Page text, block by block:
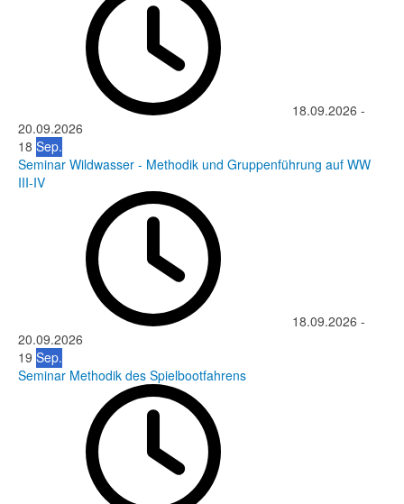
18.09.2026 -
20.09.2026
18 Sep.
Seminar Wildwasser - Methodik und Gruppenführung auf WW
III-IV
18.09.2026 -
20.09.2026
19 Sep.
Seminar Methodik des Spielbootfahrens